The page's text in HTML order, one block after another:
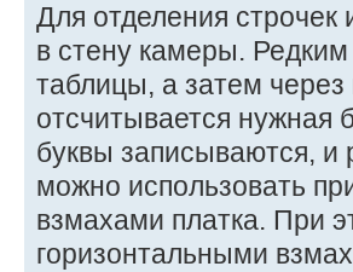
Для отделения строчек
в стену камеры.
таблицы, а затем
отсчитывается нужная
буквы записываются,
можно использовать
взмахами платка. При
горизонтальными